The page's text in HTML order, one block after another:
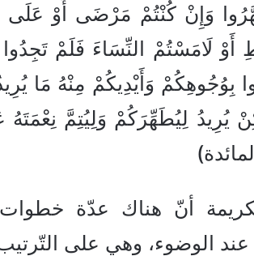
وَإِنْ كُنْتُمْ مَرْضَى أَوْ
أَوْ لَامَسْتُمْ النِّسَاءَ فَلَمْ تَجِدُوا
بِوُجُوهِكُمْ وَأَيْدِيكُمْ مِنْهُ مَا
لِيُطَهِّرَكُمْ وَلِيُتِمَّ نِعْمَتَهُ
أنّ هناك عدّة
الوضوء، وهي على